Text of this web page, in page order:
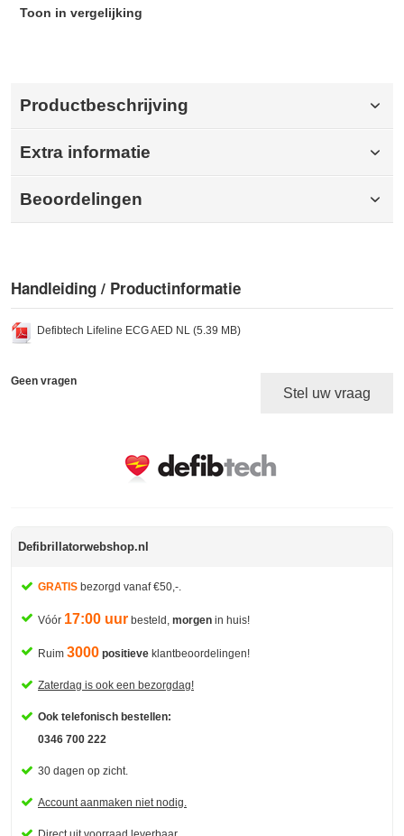
Toon in vergelijking
Defibrillatorwebshop.nl
GRATIS bezorgd vanaf €50,-.
Vóór 17:00 uur besteld, morgen in huis!
Ruim 3000 positieve klantbeoordelingen!
Zaterdag is ook een bezorgdag!
Ook telefonisch bestellen:
0346 700 222
30 dagen op zicht.
Account aanmaken niet nodig.
Productbeschrijving
Extra informatie
Beoordelingen
Handleiding / Productinformatie
Defibtech Lifeline ECG AED NL (5.39 MB)
Stel uw vraag
Geen vragen